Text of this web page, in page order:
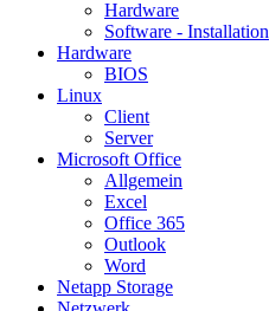
Hardware
Software - Installation
Hardware
BIOS
Linux
Client
Server
Microsoft Office
Allgemein
Excel
Office 365
Outlook
Word
Netapp Storage